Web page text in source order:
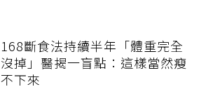
168斷食法持續半年「體重完全
沒掉」醫揭一盲點：這樣當然瘦
不下來